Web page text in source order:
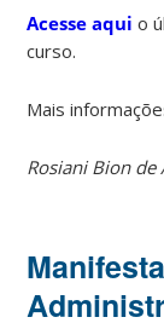
Acesse aqui o
curso.
Mais
Rosiani Bion de